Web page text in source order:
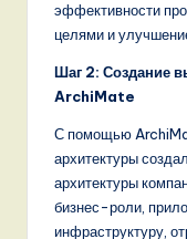
эффективности
целями и
Шаг 2: Создание
ArchiMate
С помощью
архитектуры
архитектуры
бизнес-роли,
инфраструктуру,